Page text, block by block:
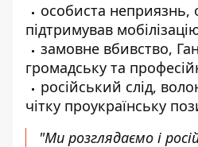
особиста неприязнь,
підтримував
замовне вбивство,
громадську та
російський слід,
чітку проукраїнську
"Ми розглядаємо і